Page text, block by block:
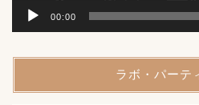
00:00
ラボ・パーテ